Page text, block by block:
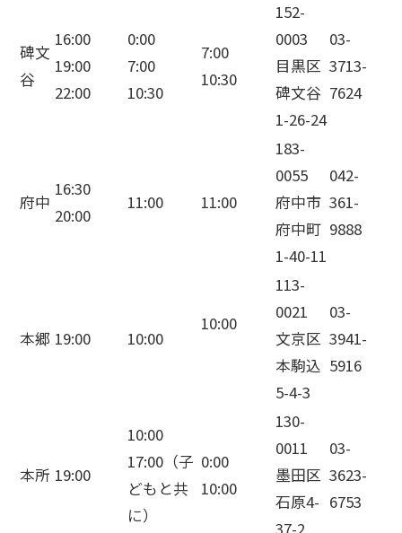
碑文
谷
16:00
19:00
22:00
0:00
7:00
10:30
7:00
10:30
152-
0003
目黒区
碑文谷
1-26-24
03-
3713-
7624
府中
16:30
20:00
11:00 11:00
183-
0055
府中市
府中町
1-40-11
042-
361-
9888
本郷 19:00 10:00
10:00
113-
0021
文京区
本駒込
5-4-3
03-
3941-
5916
本所 19:00
10:00
17:00（子
どもと共
に）
0:00
10:00
130-
0011
墨田区
石原4-
03-
3623-
6753